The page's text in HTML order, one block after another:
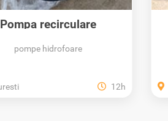
Pompa recirculare
pompe hidrofoare
12h